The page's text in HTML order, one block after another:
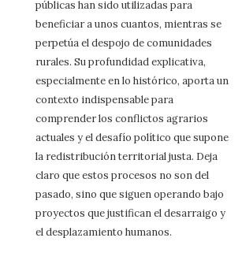
públicas han sido utilizadas para
beneficiar a unos cuantos, mientras se
perpetúa el despojo de comunidades
rurales. Su profundidad explicativa,
especialmente en lo histórico, aporta un
contexto indispensable para
comprender los conflictos agrarios
actuales y el desafío político que supone
la redistribución territorial justa. Deja
claro que estos procesos no son del
pasado, sino que siguen operando bajo
proyectos que justifican el desarraigo y
el desplazamiento humanos.